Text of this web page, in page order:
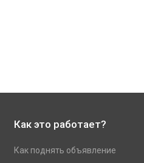
Как это работает?
Как поднять объявление